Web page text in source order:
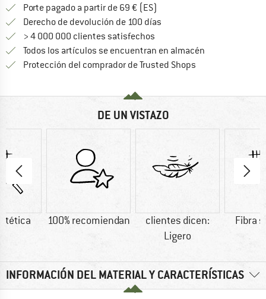
Porte pagado a partir de 69 € (ES)
Derecho de devolución de 100 días
> 4 000 000 clientes satisfechos
Todos los artículos se encuentran en almacén
Protección del comprador de Trusted Shops
DE UN VISTAZO
100% recomiendan
clientes dicen:
Ligero
Fibra
INFORMACIÓN DEL MATERIAL Y CARACTERÍSTICAS